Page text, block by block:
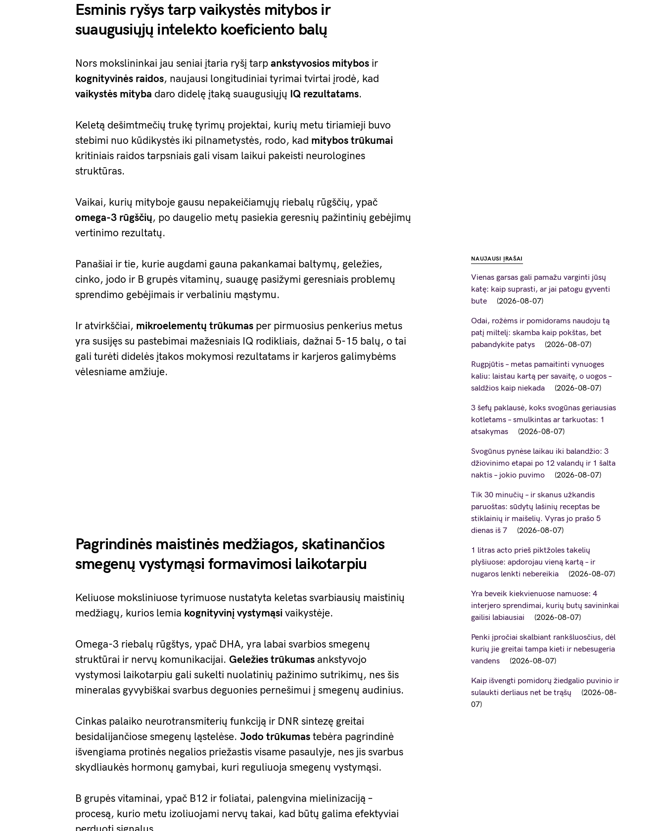
Esminis ryšys tarp vaikystės mitybos ir
suaugusiųjų intelekto koeficiento balų
Nors mokslininkai jau seniai įtaria ryšį tarp ankstyvosios mitybos ir
kognityvinės raidos, naujausi longitudiniai tyrimai tvirtai įrodė, kad
vaikystės mityba daro didelę įtaką suaugusiųjų IQ rezultatams.
Keletą dešimtmečių trukę tyrimų projektai, kurių metu tiriamieji buvo
stebimi nuo kūdikystės iki pilnametystės, rodo, kad mitybos trūkumai
kritiniais raidos tarpsniais gali visam laikui pakeisti neurologines
struktūras.
Vaikai, kurių mityboje gausu nepakeičiamųjų riebalų rūgščių, ypač
omega-3 rūgščių, po daugelio metų pasiekia geresnių pažintinių gebėjimų
vertinimo rezultatų.
Panašiai ir tie, kurie augdami gauna pakankamai baltymų, geležies,
cinko, jodo ir B grupės vitaminų, suaugę pasižymi geresniais problemų
sprendimo gebėjimais ir verbaliniu mąstymu.
Ir atvirkščiai, mikroelementų trūkumas per pirmuosius penkerius metus
yra susijęs su pastebimai mažesniais IQ rodikliais, dažnai 5-15 balų, o tai
gali turėti didelės įtakos mokymosi rezultatams ir karjeros galimybėms
vėlesniame amžiuje.
Pagrindinės maistinės medžiagos, skatinančios
smegenų vystymąsi formavimosi laikotarpiu
Keliuose moksliniuose tyrimuose nustatyta keletas svarbiausių maistinių
medžiagų, kurios lemia kognityvinį vystymąsi vaikystėje.
Omega-3 riebalų rūgštys, ypač DHA, yra labai svarbios smegenų
struktūrai ir nervų komunikacijai. Geležies trūkumas ankstyvojo
vystymosi laikotarpiu gali sukelti nuolatinių pažinimo sutrikimų, nes šis
mineralas gyvybiškai svarbus deguonies pernešimui į smegenų audinius.
Cinkas palaiko neurotransmiterių funkciją ir DNR sintezę greitai
besidalijančiose smegenų ląstelėse. Jodo trūkumas tebėra pagrindinė
išvengiama protinės negalios priežastis visame pasaulyje, nes jis svarbus
skydliaukės hormonų gamybai, kuri reguliuoja smegenų vystymąsi.
B grupės vitaminai, ypač B12 ir foliatai, palengvina mielinizaciją –
procesą, kurio metu izoliuojami nervų takai, kad būtų galima efektyviai
NAUJAUSI ĮRAŠAI
Vienas garsas gali pamažu varginti jūsų
katę: kaip suprasti, ar jai patogu gyventi
bute
2026-08-07
Odai, rožėms ir pomidorams naudoju tą
patį miltelį: skamba kaip pokštas, bet
pabandykite patys
2026-08-07
Rugpjūtis – metas pamaitinti vynuoges
kaliu: laistau kartą per savaitę, o uogos –
saldžios kaip niekada
2026-08-07
3 šefų paklausė, koks svogūnas geriausias
kotletams – smulkintas ar tarkuotas: 1
atsakymas
2026-08-07
Svogūnus pynėse laikau iki balandžio: 3
džiovinimo etapai po 12 valandų ir 1 šalta
naktis – jokio puvimo
2026-08-07
Tik 30 minučių – ir skanus užkandis
paruoštas: sūdytų lašinių receptas be
stiklainių ir maišelių. Vyras jo prašo 5
dienas iš 7
2026-08-07
1 litras acto prieš piktžoles takelių
plyšiuose: apdorojau vieną kartą – ir
nugaros lenkti nebereikia
2026-08-07
Yra beveik kiekvienuose namuose: 4
interjero sprendimai, kurių butų savininkai
gailisi labiausiai
2026-08-07
Penki įpročiai skalbiant rankšluosčius, dėl
kurių jie greitai tampa kieti ir nebesugeria
vandens
2026-08-07
Kaip išvengti pomidorų žiedgalio puvinio ir
sulaukti derliaus net be trąšų
2026-08-
07